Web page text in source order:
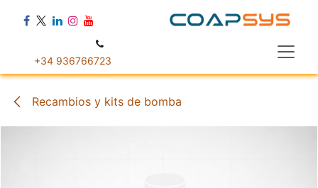
+34 936766723
Recambios y kits de bomba